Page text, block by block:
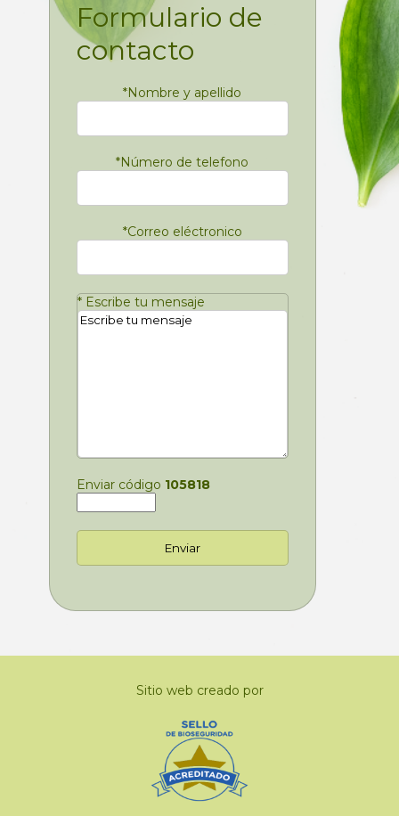
Formulario de
contacto
*Nombre y apellido
*Número de telefono
*Correo eléctronico
* Escribe tu mensaje
Enviar código 105818
Sitio web creado por